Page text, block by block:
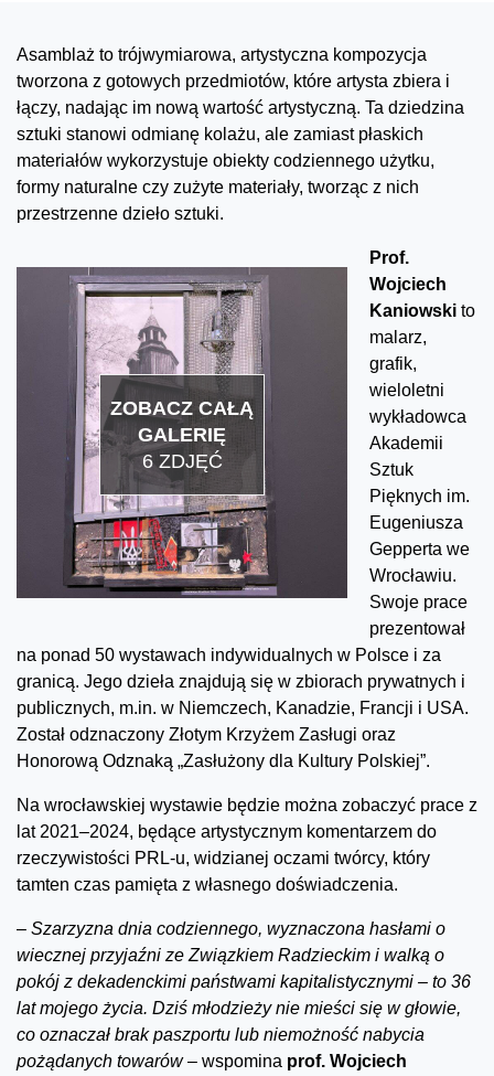
Asamblaż to trójwymiarowa, artystyczna kompozycja
tworzona z gotowych przedmiotów, które artysta zbiera i
łączy, nadając im nową wartość artystyczną. Ta dziedzina
sztuki stanowi odmianę kolażu, ale zamiast płaskich
materiałów wykorzystuje obiekty codziennego użytku,
formy naturalne czy zużyte materiały, tworząc z nich
przestrzenne dzieło sztuki.
ZOBACZ CAŁĄ
GALERIĘ
6 ZDJĘĆ
Prof.
Wojciech
Kaniowski to
malarz,
grafik,
wieloletni
wykładowca
Akademii
Sztuk
Pięknych im.
Eugeniusza
Gepperta we
Wrocławiu.
Swoje prace
prezentował
na ponad 50 wystawach indywidualnych w Polsce i za
granicą. Jego dzieła znajdują się w zbiorach prywatnych i
publicznych, m.in. w Niemczech, Kanadzie, Francji i USA.
Został odznaczony Złotym Krzyżem Zasługi oraz
Honorową Odznaką „Zasłużony dla Kultury Polskiej”.
Na wrocławskiej wystawie będzie można zobaczyć prace z
lat 2021–2024, będące artystycznym komentarzem do
rzeczywistości PRL-u, widzianej oczami twórcy, który
tamten czas pamięta z własnego doświadczenia.
– Szarzyzna dnia codziennego, wyznaczona hasłami o
wiecznej przyjaźni ze Związkiem Radzieckim i walką o
pokój z dekadenckimi państwami kapitalistycznymi – to 36
lat mojego życia. Dziś młodzieży nie mieści się w głowie,
co oznaczał brak paszportu lub niemożność nabycia
pożądanych towarów – wspomina prof. Wojciech